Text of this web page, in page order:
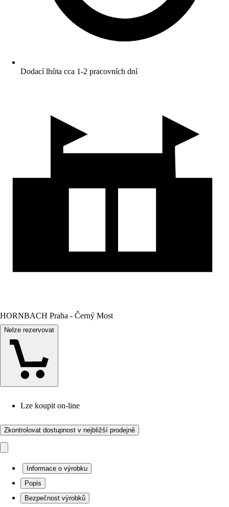
Dodací lhůta cca 1-2 pracovních dní
HORNBACH Praha - Černý Most
Nelze rezervovat
Lze koupit on-line
Zkontrolovat dostupnost v nejbližší prodejně
Informace o výrobku
Popis
Bezpečnost výrobků